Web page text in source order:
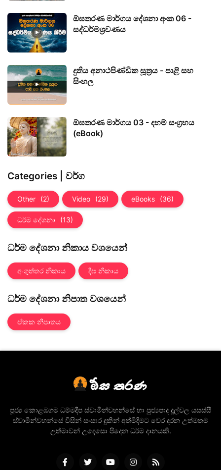
ඕඝතරණ මාර්ගය දේශනා අංක 06 -
සද්ධර්මශ්‍රවණය
දුතිය අනාථපිණ්ඩික සූත්‍රය - පාළි සහ
සිංහල
ඕඝතරණ මාර්ගය 03 - දහම් සංග්‍රහය
(eBook)
Categories | වර්ග
Other (2) Video (29) eBooks (36)
ධර්ම දේශනා (13)
ධර්ම දේශනා නිකාය වශයෙන්
අංගුත්තර නිකාය දීඝ නිකාය
ධර්ම දේශනා නිපාත වශයෙන්
ඒකක නිපාතය
පූජ්‍ය කොළඹගම ධම්මදීප ස්වාමීන්වහන්සේ හා පුජ්‍යපාද දූල්වල යසස්සී
ස්වාමීන්වහන්සේ විසින් සංසාර දුකින් අත්මිදීමට වෙර දරන උත්මතම
උත්මාවන් උදෙසො පිදෙන ධර්ම දානයකි.